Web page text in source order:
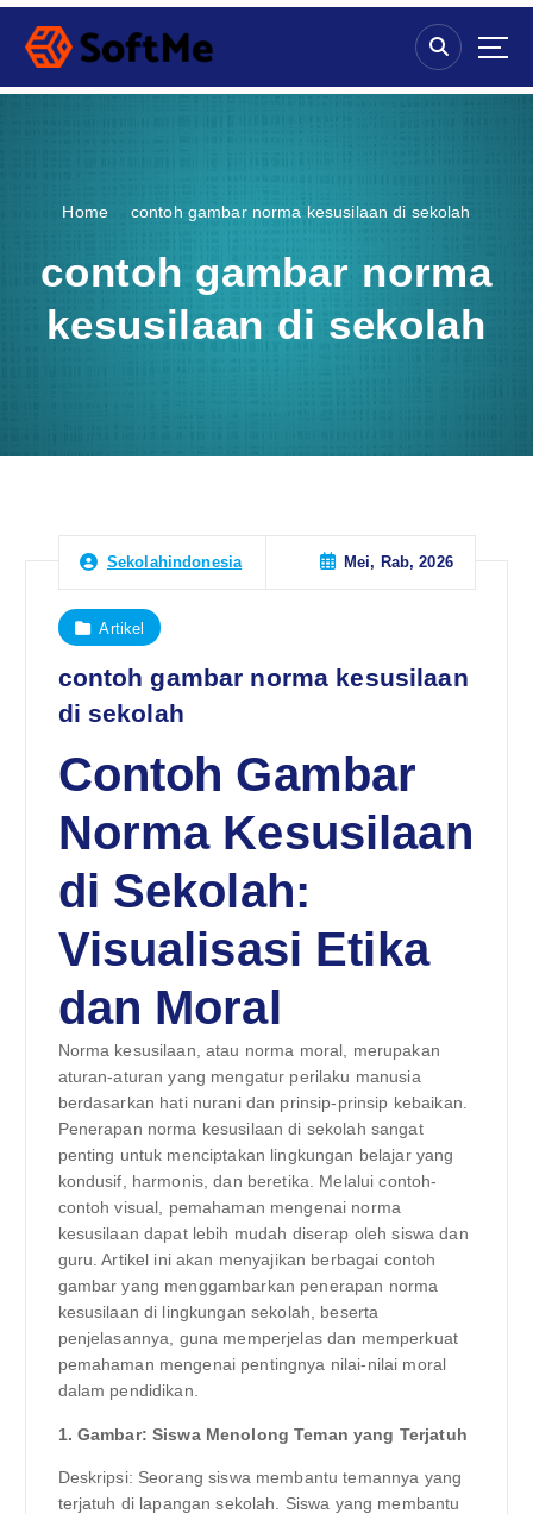
S
p
Home contoh gambar norma kesusilaan di sekolah
contoh gambar norma
kesusilaan di sekolah
Sekolahindonesia Mei, Rab, 2026
Artikel
contoh gambar norma kesusilaan
di sekolah
Contoh Gambar
Norma Kesusilaan
di Sekolah:
Visualisasi Etika
dan Moral
Norma kesusilaan, atau norma moral, merupakan
aturan-aturan yang mengatur perilaku manusia
berdasarkan hati nurani dan prinsip-prinsip kebaikan.
Penerapan norma kesusilaan di sekolah sangat
penting untuk menciptakan lingkungan belajar yang
kondusif, harmonis, dan beretika. Melalui contoh-
contoh visual, pemahaman mengenai norma
kesusilaan dapat lebih mudah diserap oleh siswa dan
guru. Artikel ini akan menyajikan berbagai contoh
gambar yang menggambarkan penerapan norma
kesusilaan di lingkungan sekolah, beserta
penjelasannya, guna memperjelas dan memperkuat
pemahaman mengenai pentingnya nilai-nilai moral
dalam pendidikan.
1. Gambar: Siswa Menolong Teman yang Terjatuh
Deskripsi: Seorang siswa membantu temannya yang
terjatuh di lapangan sekolah. Siswa yang membantu